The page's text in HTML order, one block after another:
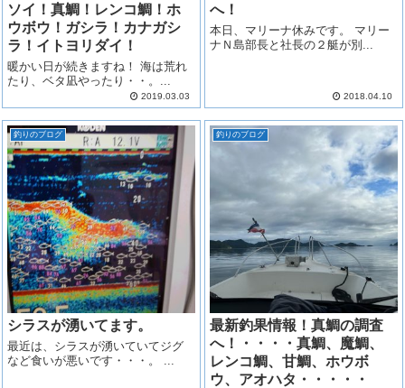
ソイ！真鯛！レンコ鯛！ホ
ウボウ！ガシラ！カナガシ
ラ！イトヨリダイ！
暖かい日が続きますね！ 海は荒れ
たり、ベタ凪やったり・・。...
2019.03.03
へ！
本日、マリーナ休みです。 マリー
ナＮ島部長と社長の２艇が別...
2018.04.10
釣りのブログ
シラスが湧いてます。
最近は、シラスが湧いていてジグ
釣りのブログ
最新釣果情報！真鯛の調査
へ！・・・・真鯛、魔鯛、
レンコ鯛、甘鯛、ホウボ
ウ、アオハタ・・・・・